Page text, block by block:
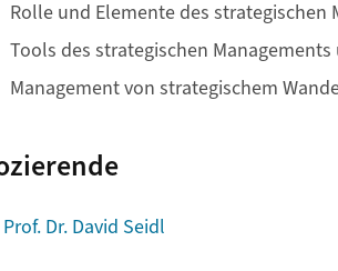
Rolle und Elemente des
Tools des strategischen
Management von strategischem
Prof. Dr. David Seidl